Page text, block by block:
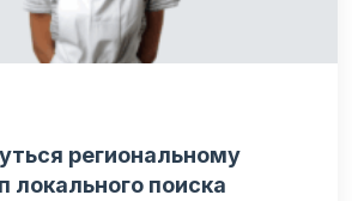
региональному
локального поиска